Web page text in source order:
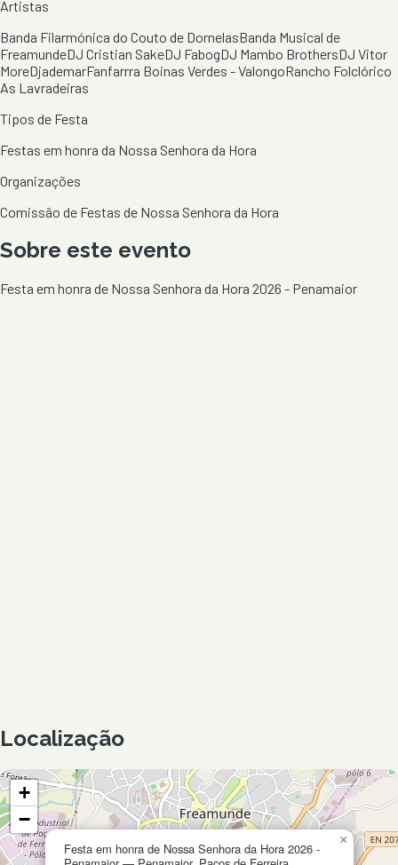
Artistas
Banda Filarmónica do Couto de DornelasBanda Musical de
FreamundeDJ Cristian SakeDJ FabogDJ Mambo BrothersDJ Vitor
MoreDjademarFanfarrra Boinas Verdes - ValongoRancho Folclórico
As Lavradeiras
Tipos de Festa
Festas em honra da Nossa Senhora da Hora
Organizações
Comissão de Festas de Nossa Senhora da Hora
Sobre este evento
Festa em honra de Nossa Senhora da Hora 2026 - Penamaior
Localização
Festa em honra de Nossa Senhora da Hora 2026 -
×
+
−